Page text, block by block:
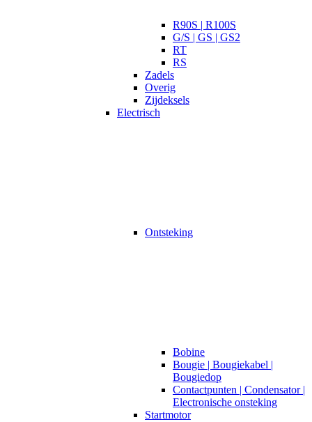
R90S | R100S
G/S | GS | GS2
RT
RS
Zadels
Overig
Zijdeksels
Electrisch
Ontsteking
Bobine
Bougie | Bougiekabel |
Bougiedop
Contactpunten | Condensator |
Electronische onsteking
Startmotor